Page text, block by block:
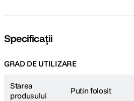
Specificații
GRAD DE UTILIZARE
Starea
produsului
Putin folosit